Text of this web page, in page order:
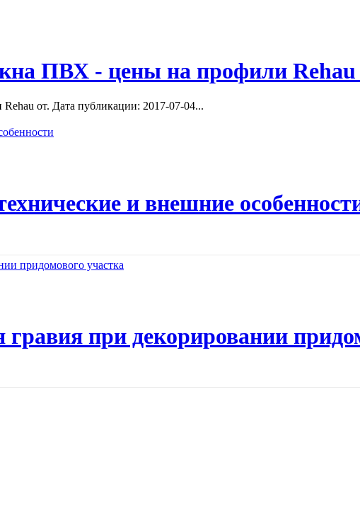
ПВХ - цены на профили Rehau
от. Дата публикации: 2017-07-04...
и внешние
при декорировании